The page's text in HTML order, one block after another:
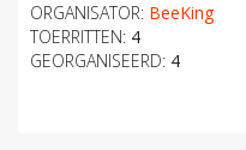
ORGANISATOR: BeeKing
TOERRITTEN: 4
GEORGANISEERD: 4